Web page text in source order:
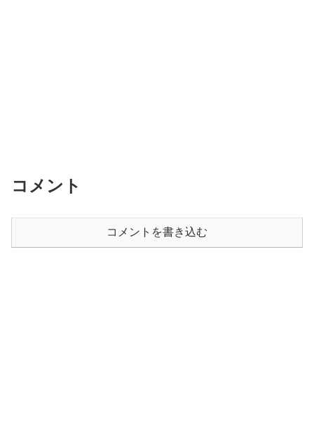
コメント
コメントを書き込む